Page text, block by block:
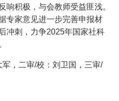
响积极，与会教师受益匪浅。
专家意见进一步完善申报材
冲刺，力争2025年国家社科
二审/校：刘卫国，三审/